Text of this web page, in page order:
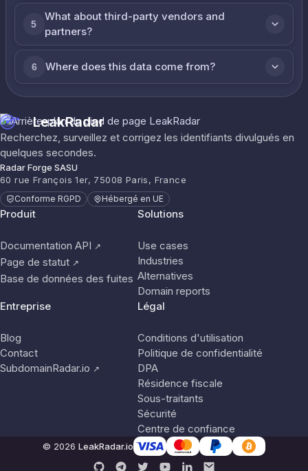
5
What about third-party vendors and
partners?
6 Where does this data come from?
LeakRadar
Recherchez, surveillez et corrigez les identifiants divulgués en
quelques secondes.
Radar Forge SASU
60 rue François 1er, 75008 Paris, France
Conforme RGPD Hébergé en UE
Produit
Documentation API ↗
Page de statut ↗
Base de données des fuites
Solutions
Use cases
Industries
Alternatives
Domain reports
Entreprise
Blog
Contact
SubdomainRadar.io ↗
Légal
Conditions d'utilisation
Politique de confidentialité
DPA
Résidence fiscale
Sous-traitants
Sécurité
Centre de confiance
© 2026 LeakRadar.io